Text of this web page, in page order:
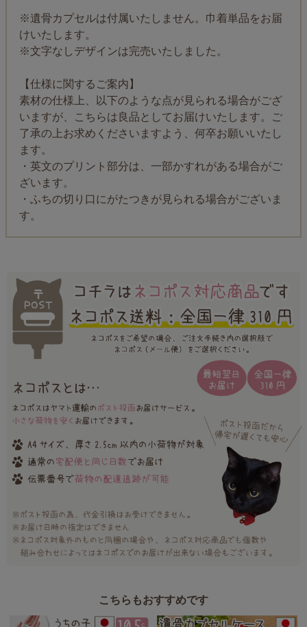
※遺骨カプセルは付属いたしません。巾着単品をお届
けいたします。
※文字なしデザインは完売いたしました。
【仕様に関するご案内】
素材の仕様上、以下のような点が見られる場合がござ
いますが、こちらは良品としてお届けいたします。ご
了承の上お求めくださいますよう、何卒お願いいたし
ます。
・英文のプリント部分は、一部かすれがある場合がご
ざいます。
・ふちの切り口にがたつきが見られる場合がございま
す。
こちらもおすすめです